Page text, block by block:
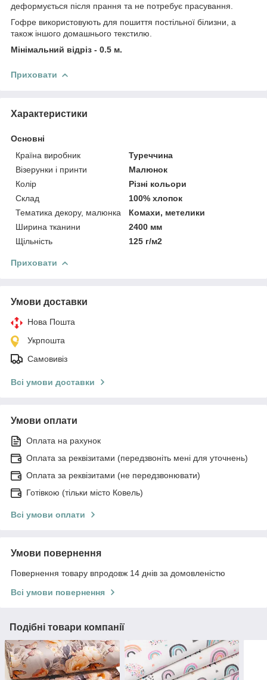
деформується після прання та не потребує прасування.
Гофре використовують для пошиття постільної білизни, а
також іншого домашнього текстилю.
Мінімальний відріз - 0.5 м.
Приховати
Характеристики
Основні
Країна виробник
Туреччина
Візерунки і принти
Малюнок
Колір
Різні кольори
Склад
100% хлопок
Тематика декору, малюнка
Комахи, метелики
Ширина тканини
2400 мм
Щільність
125 г/м2
Приховати
Умови доставки
Нова Пошта
Укрпошта
Самовивіз
Всі умови доставки
Умови оплати
Оплата на рахунок
Оплата за реквізитами (передзвоніть мені для уточнень)
Оплата за реквізитами (не передзвонювати)
Готівкою (тільки місто Ковель)
Всі умови оплати
Умови повернення
Повернення товару впродовж 14 днів за домовленістю
Всі умови повернення
Подібні товари компанії